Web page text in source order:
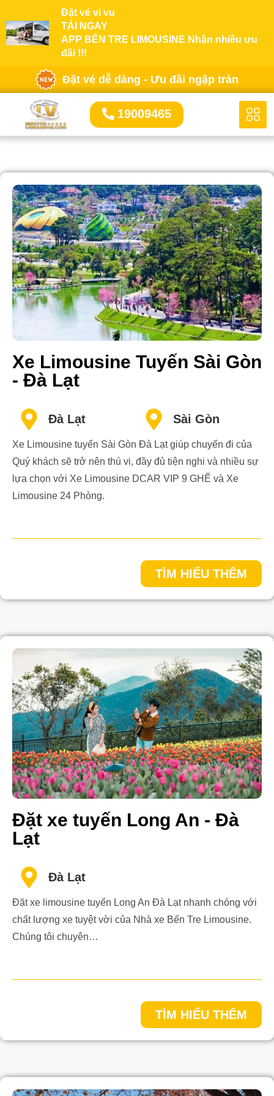
Đặt vé vi vu
TẢI NGAY
APP BẾN TRE LIMOUSINE Nhận nhiều ưu
đãi !!!
Đặt vé dễ dàng - Ưu đãi ngập tràn
19009465
Xe Limousine Tuyến Sài Gòn
- Đà Lạt
Đà Lạt Sài Gòn
Xe Limousine tuyến Sài Gòn Đà Lạt giúp chuyến đi của
Quý khách sẽ trở nên thú vị, đầy đủ tiện nghi và nhiều sự
lựa chọn với Xe Limousine DCAR VIP 9 GHẾ và Xe
Limousine 24 Phòng.
TÌM HIỂU THÊM
Đặt xe tuyến Long An - Đà
Lạt
Đà Lạt
Đặt xe limousine tuyến Long An Đà Lạt nhanh chóng với
chất lượng xe tuyệt vời của Nhà xe Bến Tre Limousine.
Chúng tôi chuyên…
TÌM HIỂU THÊM